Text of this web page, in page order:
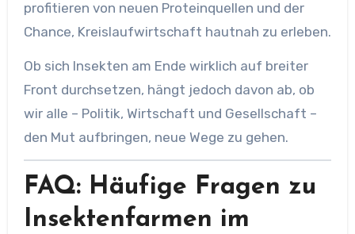
profitieren von neuen Proteinquellen und der
Chance, Kreislaufwirtschaft hautnah zu erleben.
Ob sich Insekten am Ende wirklich auf breiter
Front durchsetzen, hängt jedoch davon ab, ob
wir alle – Politik, Wirtschaft und Gesellschaft –
den Mut aufbringen, neue Wege zu gehen.
FAQ: Häufige Fragen zu
Insektenfarmen im